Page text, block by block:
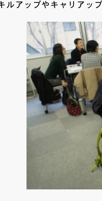
ルアップやキャリアッ